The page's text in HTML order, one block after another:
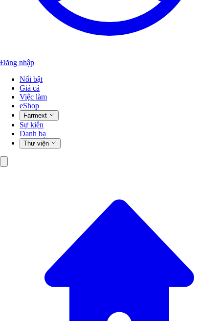
Đăng nhập
Nổi bật
Giá cả
Việc làm
eShop
Farmext
Sự kiện
Danh bạ
Thư viện